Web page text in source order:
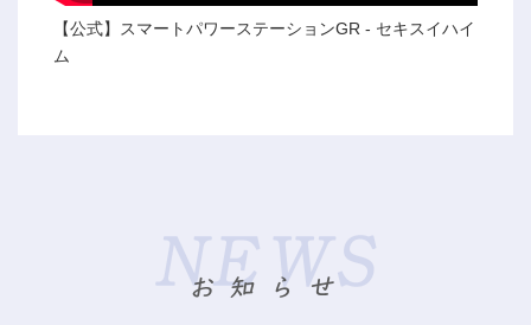
【公式】スマートパワーステーションGR - セキスイハイ
ム